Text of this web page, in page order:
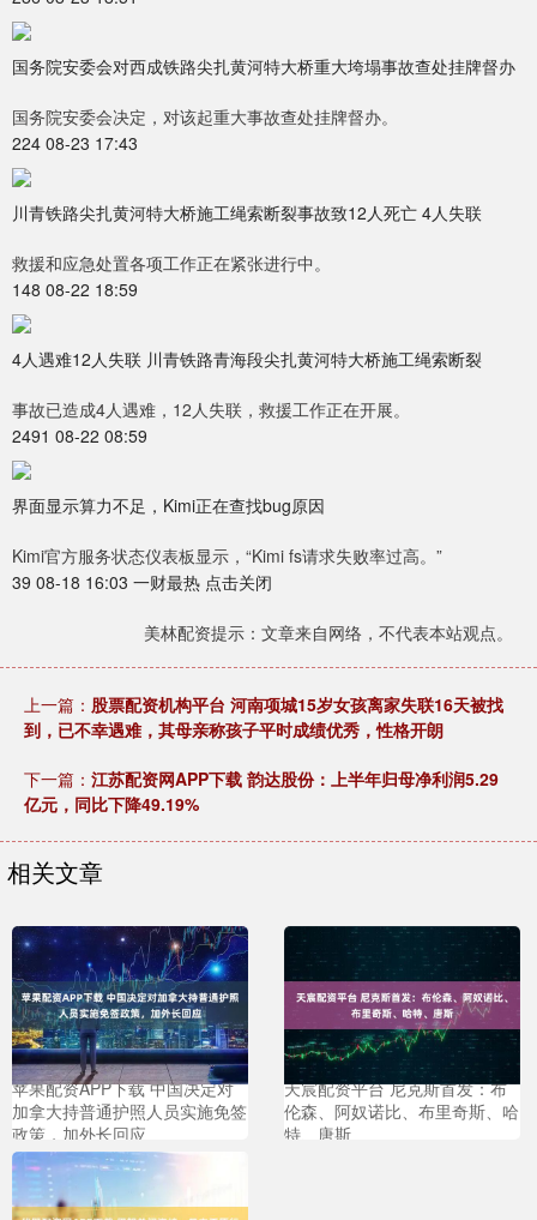
国务院安委会对西成铁路尖扎黄河特大桥重大垮塌事故查处挂牌督办
国务院安委会决定，对该起重大事故查处挂牌督办。
224 08-23 17:43
川青铁路尖扎黄河特大桥施工绳索断裂事故致12人死亡 4人失联
救援和应急处置各项工作正在紧张进行中。
148 08-22 18:59
4人遇难12人失联 川青铁路青海段尖扎黄河特大桥施工绳索断裂
事故已造成4人遇难，12人失联，救援工作正在开展。
2491 08-22 08:59
界面显示算力不足，Kimi正在查找bug原因
Kimi官方服务状态仪表板显示，“Kimi fs请求失败率过高。”
39 08-18 16:03 一财最热 点击关闭
美林配资提示：文章来自网络，不代表本站观点。
上一篇： 股票配资机构平台 河南项城15岁女孩离家失联16天被找
到，已不幸遇难，其母亲称孩子平时成绩优秀，性格开朗
下一篇： 江苏配资网APP下载 韵达股份：上半年归母净利润5.29
亿元，同比下降49.19%
相关文章
苹果配资APP下载 中国决定对
加拿大持普通护照人员实施免签
政策，加外长回应
天宸配资平台 尼克斯首发：布
伦森、阿奴诺比、布里奇斯、哈
特、唐斯